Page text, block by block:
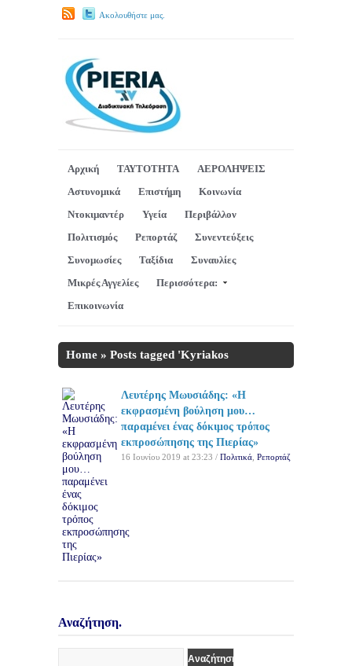
Ακολουθήστε μας.
Αρχική ΤΑΥΤΟΤΗΤΑ
ΑΕΡΟΛΗΨΕΙΣ
Αστυνομικά
Επιστήμη
Κοινωνία
Ντοκιμαντέρ
Υγεία
Περιβάλλον
Πολιτισμός
Ρεπορτάζ
Συνεντεύξεις
Συνομωσίες
Ταξίδια
Συναυλίες
Μικρές Αγγελίες
Περισσότερα:
Επικοινωνία
Home » Posts tagged 'Kyriakos
Λευτέρης Μωυσιάδης: «Η
εκφρασμένη βούληση μου…
παραμένει ένας δόκιμος τρόπος
εκπροσώπησης της Πιερίας»
16 Ιουνίου 2019 at 23:23 / Πολιτικά Ρεπορτάζ
Αναζήτηση.